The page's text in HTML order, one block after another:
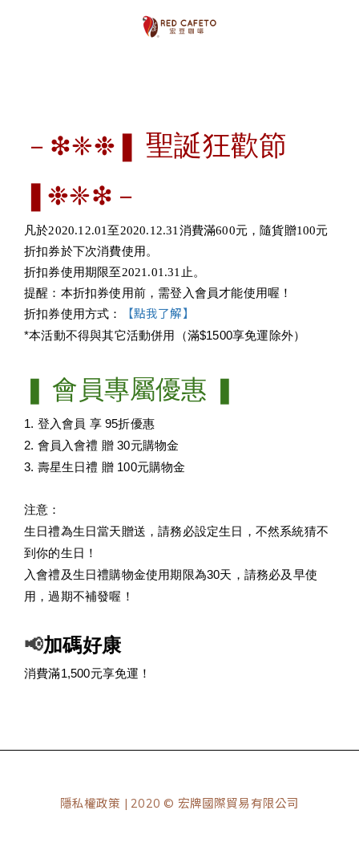
－❇❈❉ ❚
❉❈❇－
凡於2020.12.01至2020.12.31消費滿600元，隨貨贈100元
折扣券於下次消費使用。
折扣券使用期限至2021.01.31止。
提醒：本折扣券使用前，需登入會員才能使用喔！
折扣券使用方式：
【點我了解】
*本活動不得與其它活動併用（滿$1500享免運除外）
會員專屬優惠
1. 登入會員 享 95折優惠
2. 會員入會禮 贈 30元購物金
3. 壽星生日禮 贈 100元購物金
注意：
生日禮為生日當天贈送，請務必設定生日，不然系統猜不
到你的生日！
入會禮及生日禮購物金使用期限為30天，請務必及早使
用，過期不補發喔！
📢加碼好康
消費滿1,500元享免運！
隱私權政策 | 2020 © 宏牌國際貿易有限公司